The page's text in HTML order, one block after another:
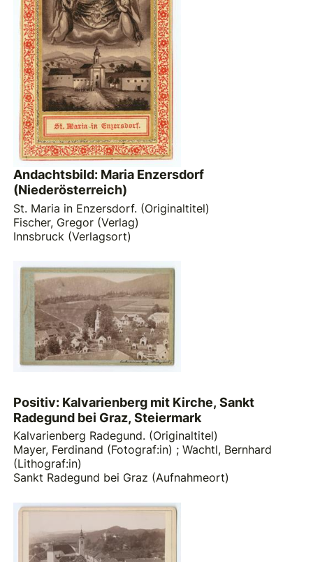
Andachtsbild: Maria Enzersdorf
(Niederösterreich)
St. Maria in Enzersdorf. (Originaltitel)
Fischer, Gregor (Verlag)
Innsbruck (Verlagsort)
Positiv: Kalvarienberg mit Kirche, Sankt
Radegund bei Graz, Steiermark
Kalvarienberg Radegund. (Originaltitel)
Mayer, Ferdinand (Fotograf:in) ;Wachtl, Bernhard
(Lithograf:in)
Sankt Radegund bei Graz (Aufnahmeort)